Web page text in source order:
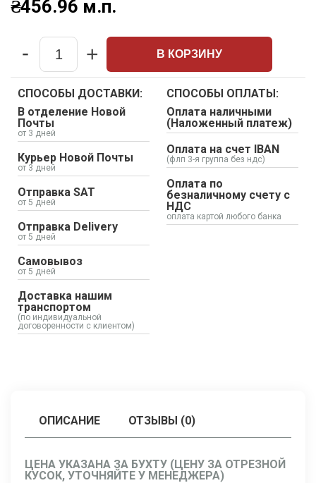
₴456.96 м.п.
Quantity
- + В КОРЗИНУ
СПОСОБЫ ДОСТАВКИ:
В отделение Новой
Почты
от 3 дней
Курьер Новой Почты
от 3 дней
Отправка SAT
от 5 дней
Отправка Delivery
от 5 дней
Самовывоз
от 5 дней
Доставка нашим
транспортом
(по индивидуальной
договоренности с клиентом)
СПОСОБЫ ОПЛАТЫ:
Оплата наличными
(Наложенный платеж)
Оплата на счет IBAN
(флп 3-я группа без ндс)
Оплата по
безналичному счету с
НДС
оплата картой любого банка
ОПИСАНИЕ ОТЗЫВЫ (0)
ЦЕНА УКАЗАНА ЗА БУХТУ (ЦЕНУ ЗА ОТРЕЗНОЙ
КУСОК, УТОЧНЯЙТЕ У МЕНЕДЖЕРА)